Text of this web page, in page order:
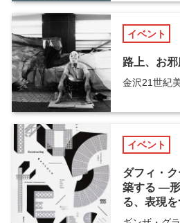
イベント
路上、お
金沢21世紀
イベント
ダフィ・
築する ―形
る、表現